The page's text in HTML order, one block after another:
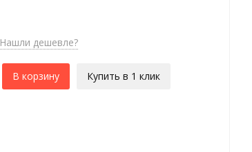
Нашли дешевле?
В корзину Купить в 1 клик